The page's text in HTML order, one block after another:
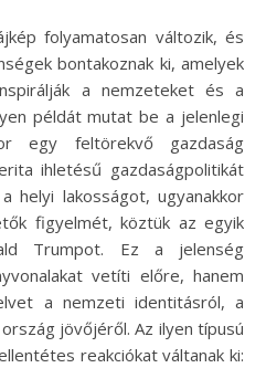
bontakoznak ki, amelyek
a nemzeteket és a
példát mutat be a jelenlegi
egy feltörekvő gazdaság
ihletésű gazdaságpolitikát
helyi lakosságot, ugyanakkor
figyelmét, köztük az egyik
Trumpot. Ez a jelenség
vetíti előre, hanem
a nemzeti identitásról, a
jövőjéről. Az ilyen típusú
reakciókat váltanak ki: